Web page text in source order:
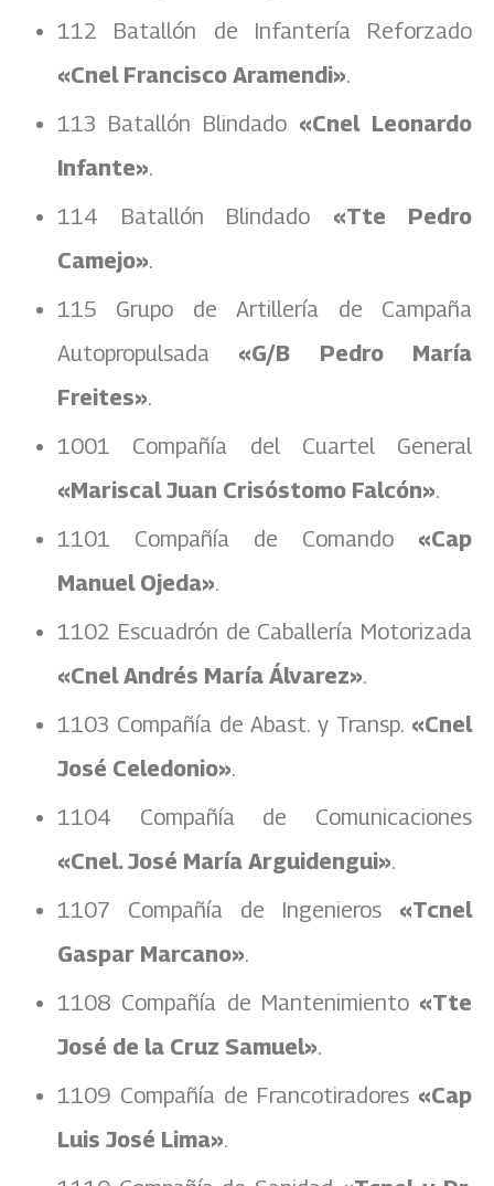
112 Batallón de Infantería Reforzado
«Cnel Francisco Aramendi».
113 Batallón Blindado «Cnel Leonardo
Infante».
114 Batallón Blindado «Tte Pedro
Camejo».
115 Grupo de Artillería de Campaña
Autopropulsada «G/B Pedro María
Freites».
1001 Compañía del Cuartel General
«Mariscal Juan Crisóstomo Falcón».
1101 Compañía de Comando «Cap
Manuel Ojeda».
1102 Escuadrón de Caballería Motorizada
«Cnel Andrés María Álvarez».
1103 Compañía de Abast. y Transp. «Cnel
José Celedonio».
1104 Compañía de Comunicaciones
«Cnel. José María Arguidengui».
1107 Compañía de Ingenieros «Tcnel
Gaspar Marcano».
1108 Compañía de Mantenimiento «Tte
José de la Cruz Samuel».
1109 Compañía de Francotiradores «Cap
Luis José Lima».